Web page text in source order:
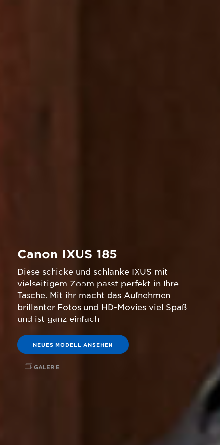
Canon IXUS 185
Diese schicke und schlanke IXUS mit
vielseitigem Zoom passt perfekt in Ihre
Tasche. Mit ihr macht das Aufnehmen
brillanter Fotos und HD-Movies viel Spaß
und ist ganz einfach
NEUES MODELL ANSEHEN
GALERIE